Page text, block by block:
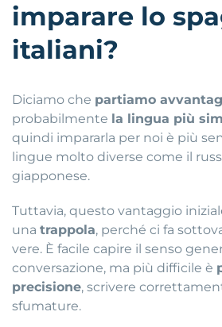
imparare lo
italiani?
Diciamo che partiamo
probabilmente la lingua più
quindi impararla per noi è più
lingue molto diverse come il
giapponese.
Tuttavia, questo vantaggio
una trappola, perché ci fa
vere. È facile capire il senso
conversazione, ma più difficile è
precisione, scrivere
sfumature.